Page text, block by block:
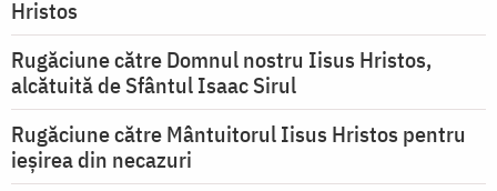
Hristos
Rugăciune către Domnul nostru Iisus Hristos,
alcătuită de Sfântul Isaac Sirul
Rugăciune către Mântuitorul Iisus Hristos pentru
ieşirea din necazuri